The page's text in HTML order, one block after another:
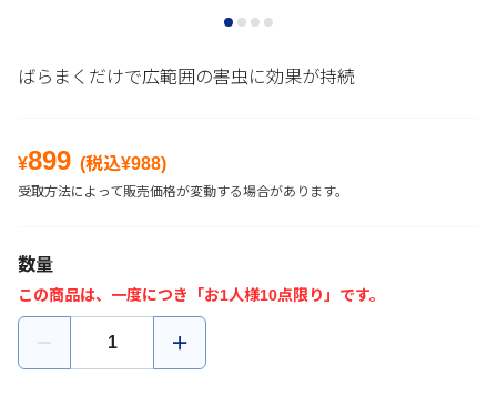
ばらまくだけで広範囲の害虫に効果が持続
¥899 (税込¥988)
受取方法によって販売価格が変動する場合があります。
数量
この商品は、一度につき「お1人様10点限り」です。